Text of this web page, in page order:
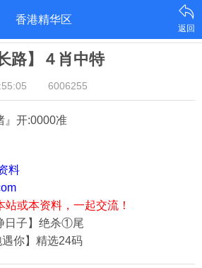
香港精华区
返回
路】４肖中特
6006255
』开:0000准
料
或本资料，一起交流！
日子】绝杀①尾
遇你】精选24码